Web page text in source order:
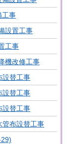
工事
設置工事
工事
機改修工事
設替工事
設替工事
設替工事
管布設替工事